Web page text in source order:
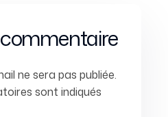
ne sera pas publiée.
sont indiqués